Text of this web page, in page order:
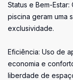
Status e Bem-
piscina geram uma
exclusividade.
Eficiência: Uso de
economia e
liberdade de